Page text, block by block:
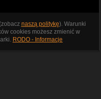
naszą politykę). Warunki
cookies możesz zmienić w
RODO - Informacje